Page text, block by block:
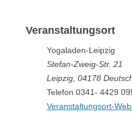
Veranstaltungsort
Yogaladen-Leipzig
Stefan-Zweig-Str. 21
Leipzig 04178
Telefon 0341- 4429
Veranstaltungsort-